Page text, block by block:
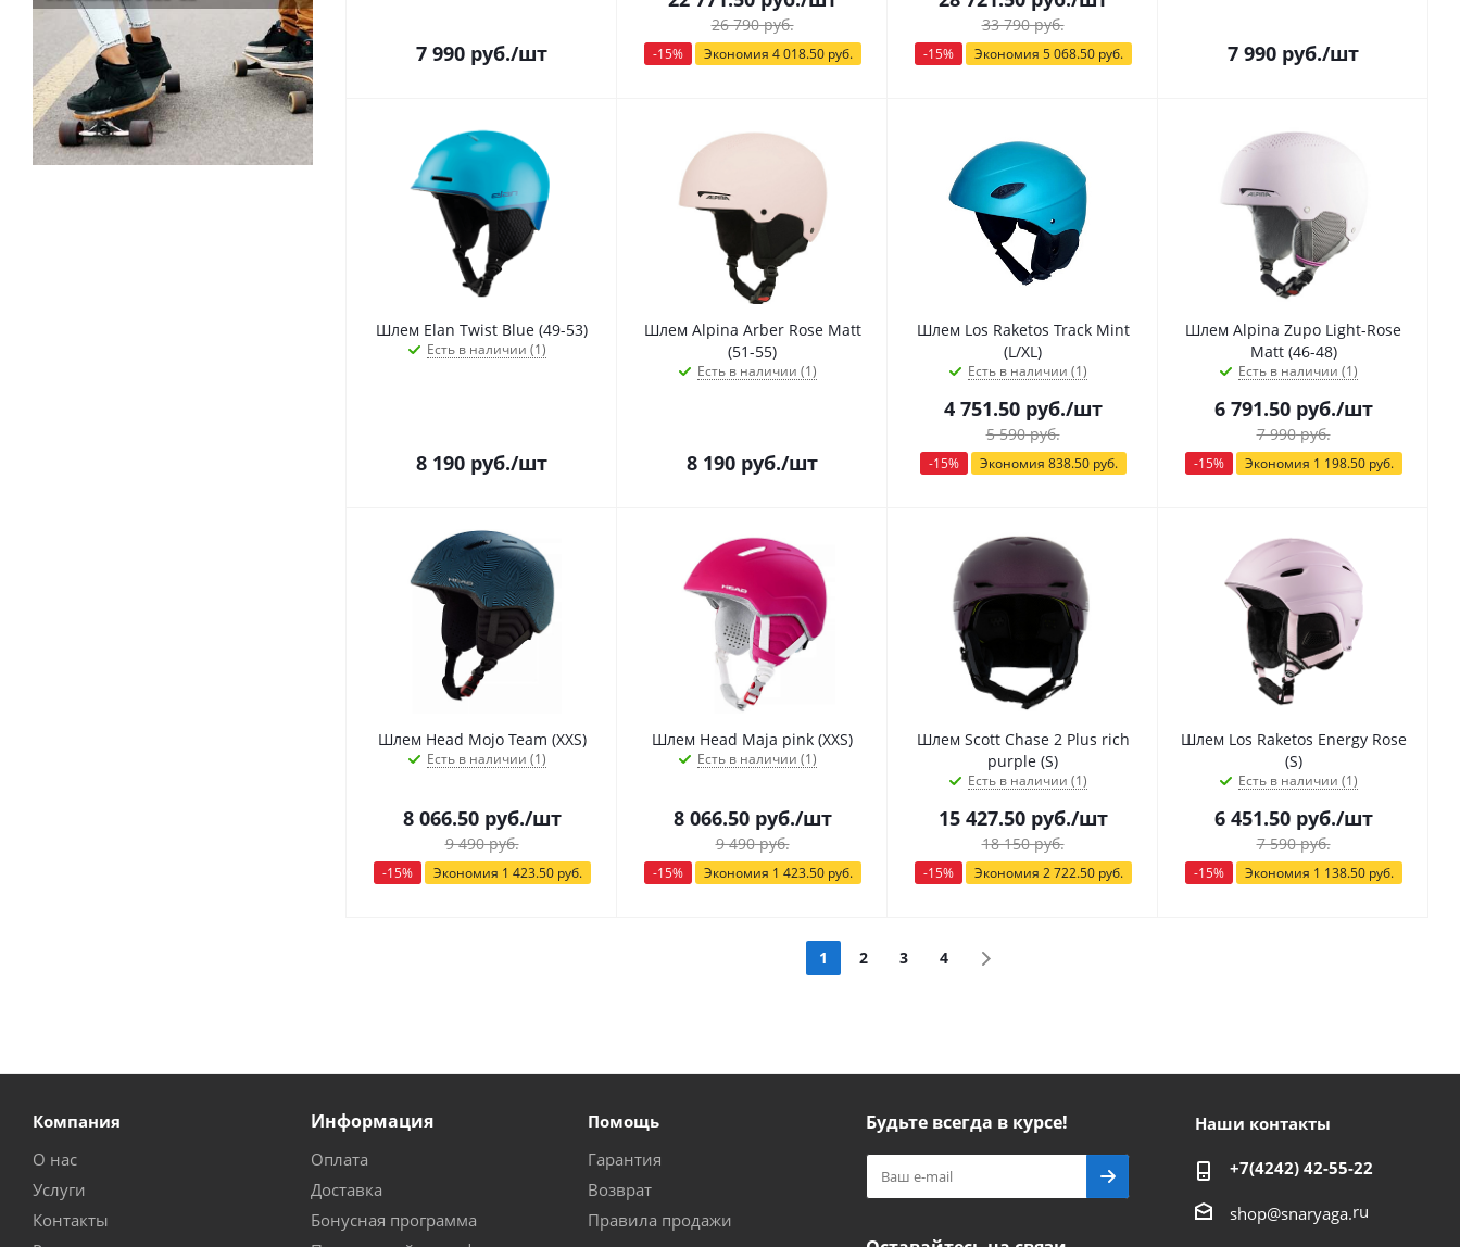
7 990 руб./шт
26 790руб.
-15% Экономия 4 018.50руб.
33 790руб.
-15% Экономия 5 068.50руб. 7 990 руб./шт
Шлем Elan Twist Blue (49-53)
Есть в наличии (1)
8 190 руб./шт
Шлем Alpina Arber Rose Matt
(51-55)
Есть в наличии (1)
8 190 руб./шт
Шлем Los Raketos Track Mint
(L/XL)
Есть в наличии (1)
4 751.50руб./шт
5 590руб.
-15% Экономия 838.50руб.
Шлем Alpina Zupo Light-Rose
Matt (46-48)
Есть в наличии (1)
6 791.50руб./шт
7 990руб.
-15% Экономия 1 198.50руб.
Шлем Head Mojo Team (XXS)
Есть в наличии (1)
8 066.50руб./шт
9 490руб.
-15% Экономия 1 423.50руб.
Шлем Head Maja pink (XXS)
Есть в наличии (1)
8 066.50руб./шт
9 490руб.
-15% Экономия 1 423.50руб.
Шлем Scott Chase 2 Plus rich
purple (S)
Есть в наличии (1)
15 427.50руб./шт
18 150руб.
-15% Экономия 2 722.50руб.
Шлем Los Raketos Energy Rose
(S)
Есть в наличии (1)
6 451.50руб./шт
7 590руб.
-15% Экономия 1 138.50руб.
1 2 3 4
Компания
О нас
Услуги
Контакты
Информация
Оплата
Доставка
Бонусная программа
Помощь
Гарантия
Возврат
Правила продажи
Будьте всегда в курсе! Наши контакты
+7(4242) 42-55-22
shop@snaryaga.ru